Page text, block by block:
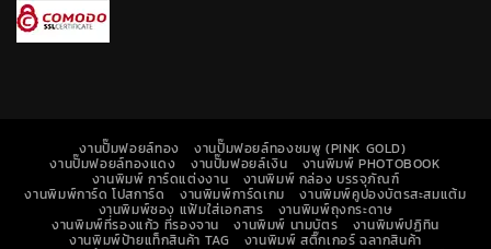
งานปั๊มฟอยล์ทอง งานปั๊มฟอยล์ทองชมพู (PINK GOLD)
งานปั๊มฟอยล์ทองแดง งานปั๊มฟอยล์เงิน งานพิมพ์ PHOTOBOOK
งานพิมพ์ การ์ดแต่งงาน งานพิมพ์ กล่อง บรรจุภัณฑ์
งานพิมพ์การ์ด โปสการ์ด งานพิมพ์การ์ดเกม งานพิมพ์คูปองบัตรสะสมแต้ม
งานพิมพ์ซอง แฟ้มใส่เอกสาร งานพิมพ์ถุงกระดาษ
งานพิมพ์ที่รองแก้ว ที่รองจาน งานพิมพ์ นามบัตร งานพิมพ์ปฏิทิน
งานพิมพ์ป้ายแท็กสินค้า TAG งานพิมพ์ สติ๊กเกอร์ ฉลากสินค้า